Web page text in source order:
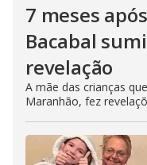
7 meses
Bacabal
revelação
A mãe das crianças
Maranhão, fez